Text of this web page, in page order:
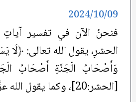
فنحنُ الآن في تفسير
الحشرِ، يقول الله تعالى: ﴿لَا
وَأَصْحَابُ الْجَنَّةِ أَصْحَابُ
[الحشر:20]، وكما يقول الله عزَّ وجلَّ في آية...
2024/10/09